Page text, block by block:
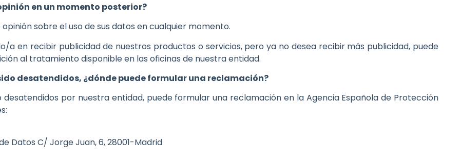
en un momento posterior?
sobre el uso de sus datos en cualquier momento.
a en recibir publicidad de nuestros productos o servicios, pero ya no desea recibir más publicidad, puede
al tratamiento disponible en las oficinas de nuestra entidad.
desatendidos, ¿dónde puede formular una reclamación?
desatendidos por nuestra entidad, puede formular una reclamación en la Agencia Española de Protección
Datos C/ Jorge Juan, 6, 28001-Madrid